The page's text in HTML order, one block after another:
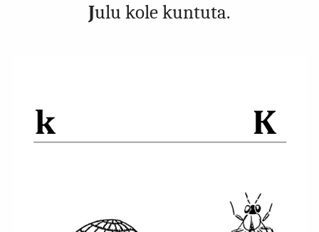
Julu kole kuntuta.